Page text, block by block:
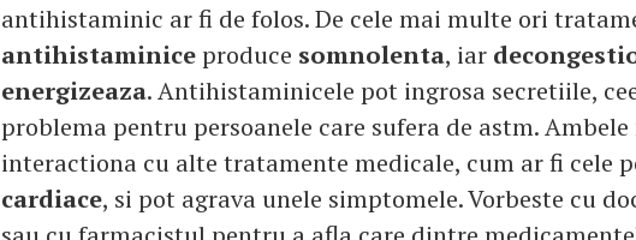
antihistaminic ar fi de folos. De cele mai multe ori
antihistaminiceproduce somnolenta, iar
energizeaza. Antihistaminicele pot ingrosa secretiile,
problema pentru persoanele care sufera de astm.
interactiona cu alte tratamente medicale, cum ar fi cele
cardiace, si pot agrava unele simptomele. Vorbeste cu